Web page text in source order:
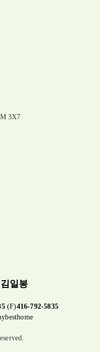
3X7
일봉
(F)416-792-5835